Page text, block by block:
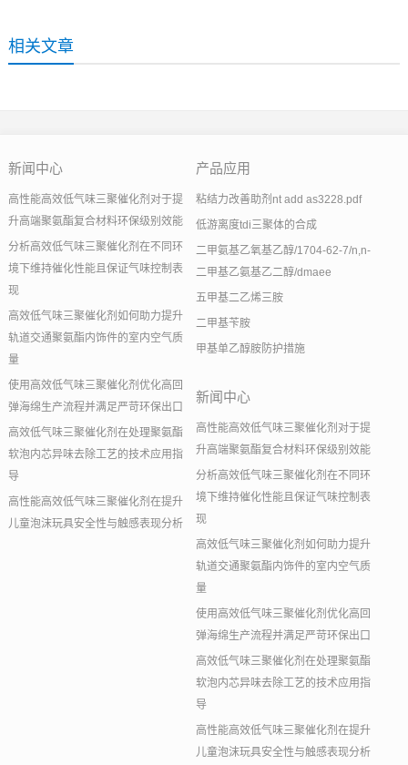
相关文章
新闻中心
高性能高效低气味三聚催化剂对于提
升高端聚氨酯复合材料环保级别效能
分析高效低气味三聚催化剂在不同环
境下维持催化性能且保证气味控制表
现
高效低气味三聚催化剂如何助力提升
轨道交通聚氨酯内饰件的室内空气质
量
使用高效低气味三聚催化剂优化高回
弹海绵生产流程并满足严苛环保出口
高效低气味三聚催化剂在处理聚氨酯
软泡内芯异味去除工艺的技术应用指
导
高性能高效低气味三聚催化剂在提升
儿童泡沫玩具安全性与触感表现分析
产品应用
粘结力改善助剂nt add as3228.pdf
低游离度tdi三聚体的合成
二甲氨基乙氧基乙醇/1704-62-7/n,n-
二甲基乙氨基乙二醇/dmaee
五甲基二乙烯三胺
二甲基苄胺
甲基单乙醇胺防护措施
新闻中心
高性能高效低气味三聚催化剂对于提
升高端聚氨酯复合材料环保级别效能
分析高效低气味三聚催化剂在不同环
境下维持催化性能且保证气味控制表
现
高效低气味三聚催化剂如何助力提升
轨道交通聚氨酯内饰件的室内空气质
量
使用高效低气味三聚催化剂优化高回
弹海绵生产流程并满足严苛环保出口
高效低气味三聚催化剂在处理聚氨酯
软泡内芯异味去除工艺的技术应用指
导
高性能高效低气味三聚催化剂在提升
儿童泡沫玩具安全性与触感表现分析